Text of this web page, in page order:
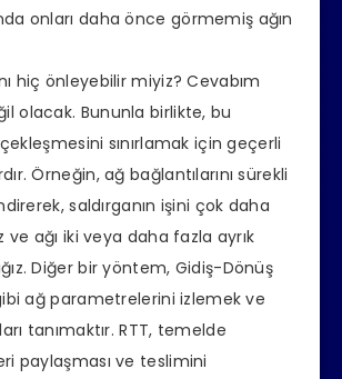
onları daha önce görmemiş ağın
hiç önleyebilir miyiz? Cevabım
olacak. Bununla birlikte, bu
sınırlamak için geçerli
Örneğin, ağ bağlantılarını sürekli
saldırganın işini çok daha
ve ağı iki veya daha fazla ayrık
Diğer bir yöntem, Gidiş-Dönüş
ağ parametrelerini izlemek ve
tanımaktır. RTT, temelde
paylaşması ve teslimini